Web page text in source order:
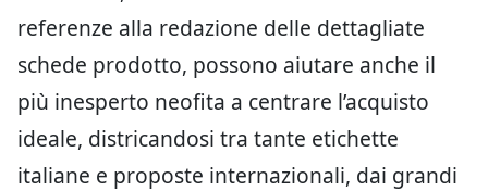
referenze alla redazione delle dettagliate
schede prodotto, possono aiutare anche il
più inesperto neofita a centrare l’acquisto
ideale, districandosi tra tante etichette
italiane e proposte internazionali, dai grandi